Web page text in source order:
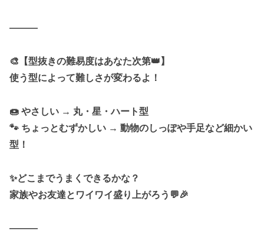
———
🎨【型抜きの難易度はあなた次第👑】
使う型によって難しさが変わるよ！
🍩 やさしい → 丸・星・ハート型
🐾 ちょっとむずかしい → 動物のしっぽや手足など細かい
型！
✨どこまでうまくできるかな？
家族やお友達とワイワイ盛り上がろう💬🎉
———